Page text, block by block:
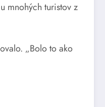
mnohých turistov z
„Bolo to ako